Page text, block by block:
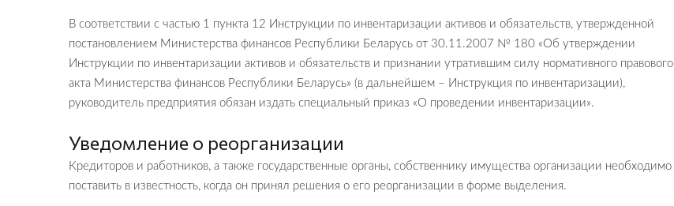
В соответствии с частью 1 пункта 12 Инструкции по инвентаризации активов и обязательств, утвержденной
постановлением Министерства финансов Республики Беларусь от 30.11.2007 № 180 «Об утверждении
Инструкции по инвентаризации активов и обязательств и признании утратившим силу нормативного правового
акта Министерства финансов Республики Беларусь» (в дальнейшем – Инструкция по инвентаризации),
руководитель предприятия обязан издать специальный приказ «О проведении инвентаризации».
Уведомление о реорганизации
Кредиторов и работников, а также государственные органы, собственнику имущества организации необходимо
поставить в известность, когда он принял решения о его реорганизации в форме выделения.